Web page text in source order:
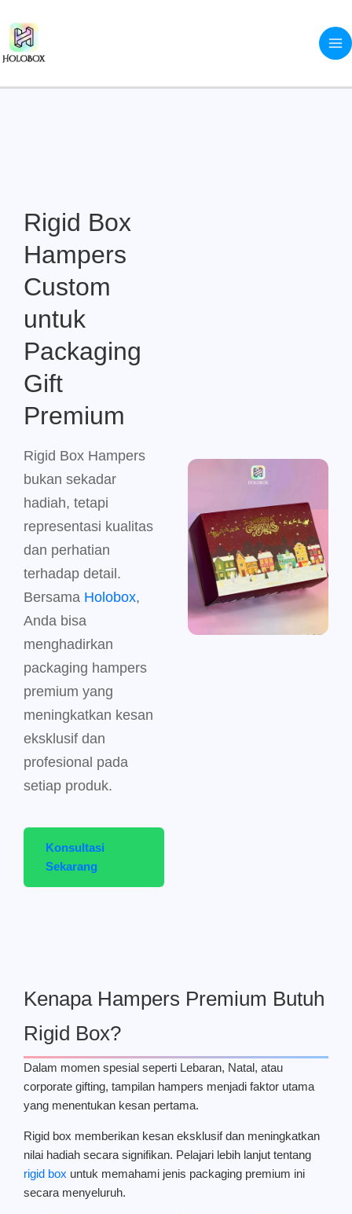
to
content
Rigid Box
Hampers
Custom
untuk
Packaging
Gift
Premium
Rigid Box Hampers
bukan sekadar
hadiah, tetapi
representasi kualitas
dan perhatian
terhadap detail.
Bersama Holobox,
Anda bisa
menghadirkan
packaging hampers
premium yang
meningkatkan kesan
eksklusif dan
profesional pada
setiap produk.
Konsultasi
Sekarang
Kenapa Hampers Premium Butuh
Rigid Box?
Dalam momen spesial seperti Lebaran, Natal, atau
corporate gifting, tampilan hampers menjadi faktor utama
yang menentukan kesan pertama.
Rigid box memberikan kesan eksklusif dan meningkatkan
nilai hadiah secara signifikan. Pelajari lebih lanjut tentang
rigid box untuk memahami jenis packaging premium ini
secara menyeluruh.